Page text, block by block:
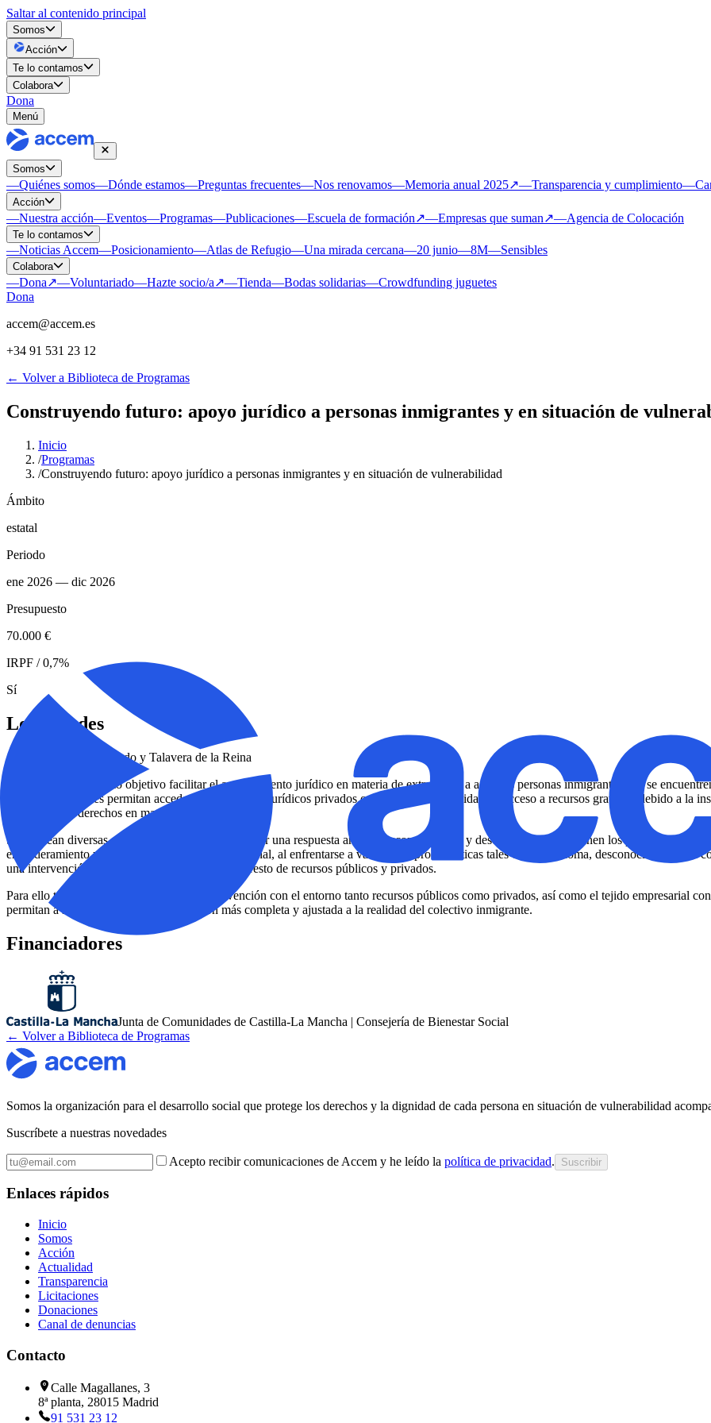
Saltar al contenido principal
Somos
Acción
Te lo contamos
Colabora
Dona
Menú
Somos
—Quiénes somos—Dónde estamos—Preguntas frecuentes—Nos renovamos—Memoria anual 2025↗—Transparencia y cumplimiento—
Acción
—Nuestra acción—Eventos—Programas—Publicaciones—Escuela de formación↗—Empresas que suman↗—Agencia de Colocación
Te lo contamos
—Noticias Accem—Posicionamiento—Atlas de Refugio—Una mirada cercana—20 junio—8M—Sensibles
Colabora
—Dona↗—Voluntariado—Hazte socio/a↗—Tienda—Bodas solidarias—Crowdfunding juguetes
Dona
accem@accem.es
+34 91 531 23 12
← Volver a Biblioteca de Programas
Construyendo futuro: apoyo jurídico a personas inmigrantes y en situación de
Inicio
/Programas
/Construyendo futuro: apoyo jurídico a personas inmigrantes y en situación de vulnerabilidad
Ámbito
estatal
Periodo
ene 2026 — dic 2026
Presupuesto
70.000 €
IRPF / 0,7%
Sí
Localidades
Albacete, Cuenca, Toledo y Talavera de la Reina
El proyecto tiene como objetivo facilitar el asesoramiento jurídico en materia de extranjería, a aquellas personas inmigrantes que se
económicos que les permitan acceder a los servicios jurídicos privados o no tiene la oportunidad de acceso a recursos gratuitos debido a la
garantizar sus derechos en material de extranjería.
Se plantean diversas acciones, que pretenden ofrecer una respuesta ante el desconocimiento y desconcierto que suponen los procesos
empoderamiento y fomento de la autonomía personal, al enfrentarse a varias multiproblemáticas tales como el idioma, desconocimiento del
una intervención integral en colaboración con el resto de recursos públicos y privados.
Para ello también se pone en el foco, la intervención con el entorno tanto recursos públicos como privados, así como el tejido empresarial
permitan a su vez ofrecer una intervención más completa y ajustada a la realidad del colectivo inmigrante.
Financiadores
Junta de Comunidades de Castilla-La Mancha | Consejería de Bienestar Social
← Volver a Biblioteca de Programas
Somos la organización para el desarrollo social que protege los derechos y la dignidad de cada persona en situación de vulnerabilidad
Suscríbete a nuestras novedades
Acepto recibir comunicaciones de Accem y he leído la política de privacidad. Suscribir
Enlaces rápidos
Inicio
Somos
Acción
Actualidad
Transparencia
Licitaciones
Donaciones
Canal de denuncias
Contacto
Calle Magallanes, 3
8ª planta, 28015 Madrid
91 531 23 12